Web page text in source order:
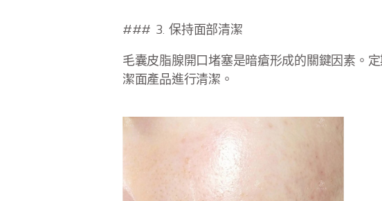
### 3. 保持面部清潔
毛囊皮脂腺開口堵塞是暗瘡形成的關鍵因素。
潔面產品進行清潔。